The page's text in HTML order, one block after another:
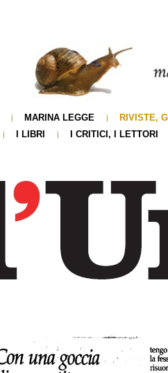
MARINA LEGGE
RIVISTE,
I LIBRI I CRITICI, I LETTORI